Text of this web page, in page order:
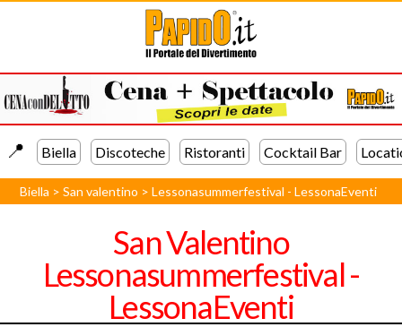
📍️ Biella Discoteche Ristoranti Cocktail Bar
Biella >San valentino >Lessonasummerfestival - LessonaEventi
San Valentino
Lessonasummerfestival -
LessonaEventi